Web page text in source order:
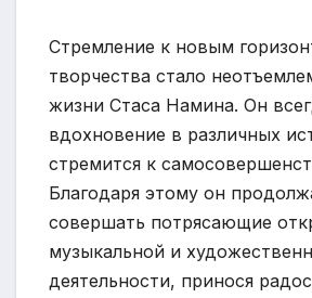
Стремление к новым
творчества стало
жизни Стаса Намина. Он
вдохновение в различных
стремится к
Благодаря этому он
совершать потрясающие
музыкальной и
деятельности, принося